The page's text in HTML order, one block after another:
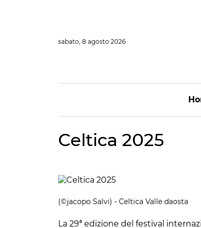
sabato, 8 agosto 2026
Celtica 2025
(©jacopo Salvi) - Celtica Valle daosta
La 29ª edizione del festival